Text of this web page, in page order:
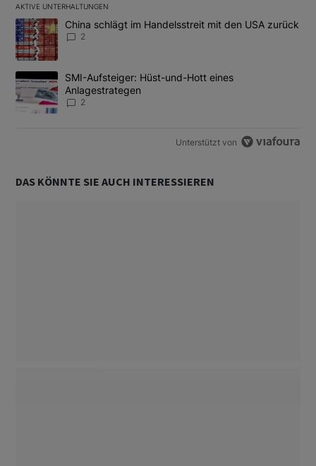
AKTIVE UNTERHALTUNGEN
Das Folgende ist eine Liste der am meisten kommentierten
Ein Trendartikel mit dem Titel "China schlägt im Handelsstreit
China schlägt im Handelsstreit mit den USA zurück
2
Ein Trendartikel mit dem Titel "SMI-Aufsteiger: Hüst-und-Hott
SMI-Aufsteiger: Hüst-und-Hott eines
Anlagestrategen
2
Unterstützt von
DAS KÖNNTE SIE AUCH INTERESSIEREN